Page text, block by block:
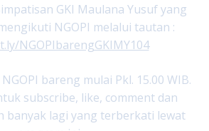
GKI Maulana Yusuf yang
NGOPI melalui tautan :
NGOPIbarengGKIMY104
bareng mulai Pkl. 15.00 WIB.
subscribe, like, comment dan
banyak lagi yang terberkati lewat